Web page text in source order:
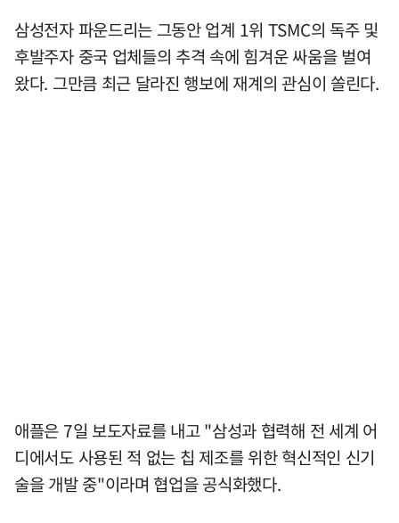
삼성전자 파운드리는 그동안 업계 1위 TSMC의 독주 및
후발주자 중국 업체들의 추격 속에 힘겨운 싸움을 벌여
왔다. 그만큼 최근 달라진 행보에 재계의 관심이 쏠린다.
애플은 7일 보도자료를 내고 "삼성과 협력해 전 세계 어
디에서도 사용된 적 없는 칩 제조를 위한 혁신적인 신기
술을 개발 중"이라며 협업을 공식화했다.